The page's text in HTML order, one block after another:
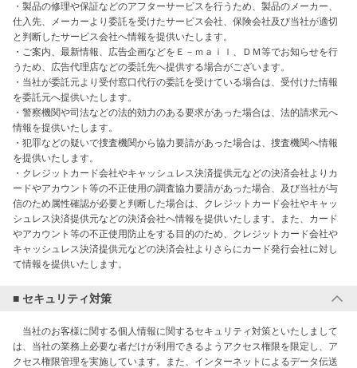
・製品の修理や保証などのアフターサービスを行うため、製品のメーカー、
仕入先、メーカーより委託を受けたサービス会社、保険会社及び当社が適切
と判断したサービス会社へ情報を提供いたします。
・ご案内、最新情報、広告企画などをＥ－ｍａｉｌ、ＤＭ等でお知らせを行
うため、広告代理店などの委託先へ提供する場合がございます。
・当社が委託元より受付窓口代行の委託を受けている場合は、受付けた情報
を委託元へ提供いたします。
・警察機関や司法などの法的効力のある要求があった場合は、法的請求元へ
情報を提供いたします。
・犯罪などの疑いで捜査機関から協力要請があった場合は、捜査機関へ情報
を提供いたします。
・クレジットカード会社やキャッシュレス決済提供元などの決済会社よりカ
ードやアカウント等の不正使用の調査協力要請があった場合、及び当社が与
信のため属性確認が必要と判断した場合は、クレジットカード会社やキャッ
シュレス決済提供元などの決済会社へ情報を提供いたします。また、カード
やアカウント等の不正使用防止をする目的のため、クレジットカード会社や
キャッシュレス決済提供元などの決済会社よりさらにカード発行会社に対し
て情報を提供いたします。
■ セキュリティ対策
当社のお客様に関する個人情報に関するセキュリティ対策といたしまして
は、当社の業務上必要な者だけが利用できるようアクセス権限を限定し、ア
クセス権限管理を実施しています。また、インターネットによるデータ伝送